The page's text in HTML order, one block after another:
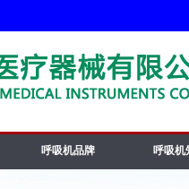
呼吸机品牌 呼吸机